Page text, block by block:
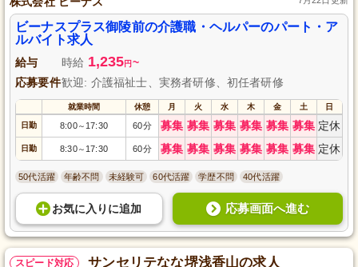
ビーナスプラス御陵前の介護職・ヘルパーのパート・ア
ルバイト求人
給与 時給 1,235円 ~
応募要件歓迎: 介護福祉士、実務者研修、初任者研修
就業時間 休憩 月 火 水 木 金 土 日
日勤 8:00～ 17:30 60分 募集 募集 募集 募集 募集 募集 定休
日勤 8:30～ 17:30 60分 募集 募集 募集 募集 募集 募集 定休
50代活躍 年齢不問 未経験可 60代活躍 学歴不問 40代活躍
お気に入り に追加 応募画面へ進む
スピード対応 サンセリテなな堺浅香山の求人